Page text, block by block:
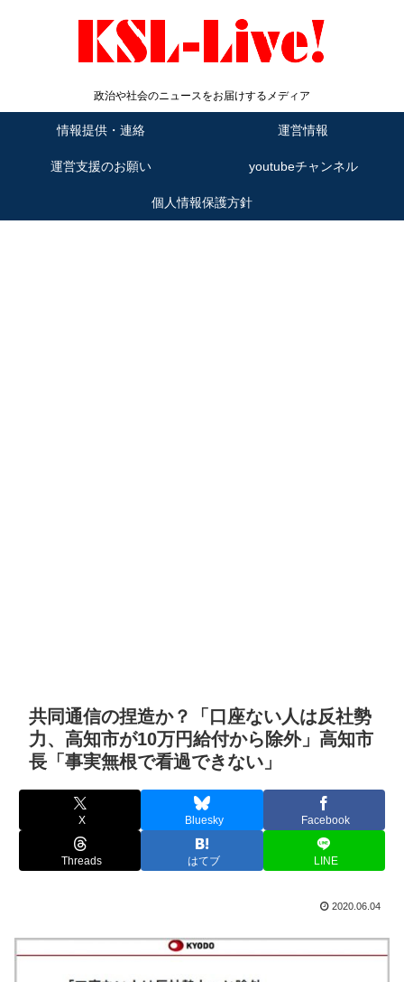
政治や社会のニュースをお届けするメディア
情報提供・連絡 運営情報
運営支援のお願い youtubeチャンネル
個人情報保護方針
共同通信の捏造か？「口座ない人は反社勢
力、高知市が10万円給付から除外」高知市
長「事実無根で看過できない」
X Bluesky Facebook
Threads はてブ LINE
2020.06.04